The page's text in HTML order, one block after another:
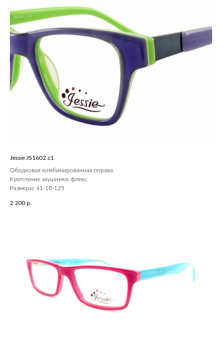
Jessie JS1602 c1
Ободковая комбинированная оправа
Крепление заушника: флекс
Размеры: 41-18-125
2 200 р.